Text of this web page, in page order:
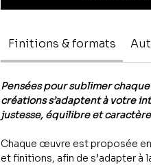
Finitions & formats
Pensées pour sublimer
créations s’adaptent à votre
justesse, équilibre et
Chaque œuvre est proposée
et finitions, afin de s’adapter à